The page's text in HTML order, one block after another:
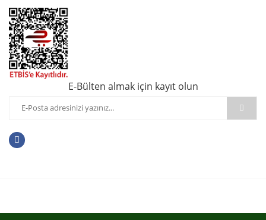
E-Bülten almak için kayıt olun